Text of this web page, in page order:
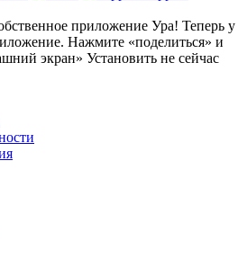
приложение Ура! Теперь у
Нажмите «поделиться» и
экран» Установить не сейчас